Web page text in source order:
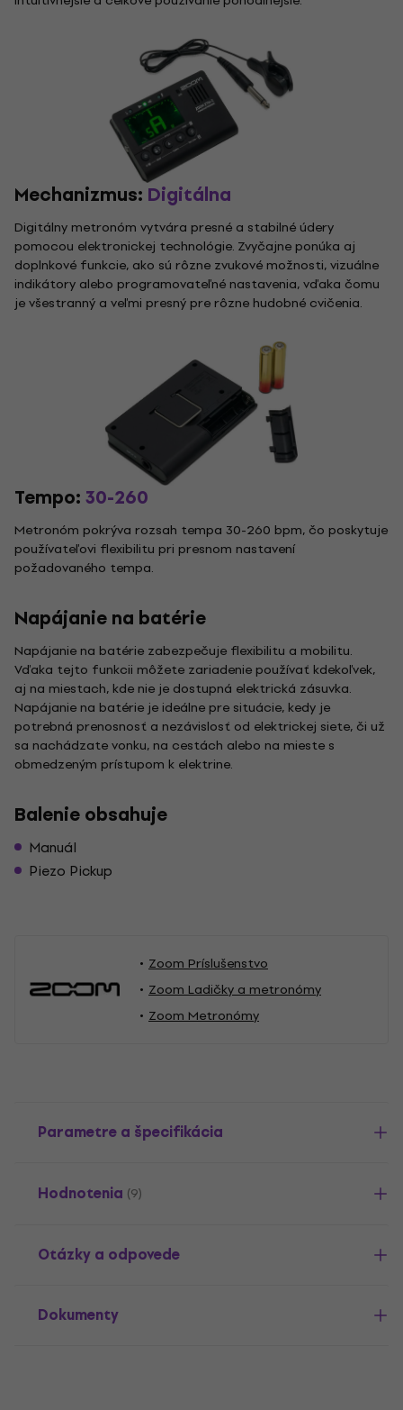
Mechanizmus: Digitálna
Digitálny metronóm vytvára presné a stabilné údery
pomocou elektronickej technológie. Zvyčajne ponúka aj
doplnkové funkcie, ako sú rôzne zvukové možnosti, vizuálne
indikátory alebo programovateľné nastavenia, vďaka čomu
je všestranný a veľmi presný pre rôzne hudobné cvičenia.
Tempo:30-260
Metronóm pokrýva rozsah tempa 30-260 bpm, čo poskytuje
používateľovi flexibilitu pri presnom nastavení
požadovaného tempa.
Napájanie na batérie
Napájanie na batérie zabezpečuje flexibilitu a mobilitu.
Vďaka tejto funkcii môžete zariadenie používať kdekoľvek,
aj na miestach, kde nie je dostupná elektrická zásuvka.
Napájanie na batérie je ideálne pre situácie, kedy je
potrebná prenosnosť a nezávislosť od elektrickej siete, či už
sa nachádzate vonku, na cestách alebo na mieste s
obmedzeným prístupom k elektrine.
Balenie obsahuje
Manuál
Piezo Pickup
Zoom Príslušenstvo
Zoom Ladičky a metronómy
Zoom Metronómy
Parametre a špecifikácia
Hodnotenia (9)
Otázky a odpovede
Dokumenty